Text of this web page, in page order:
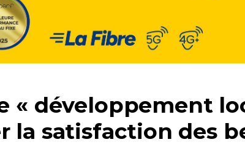
« développement
la satisfaction des